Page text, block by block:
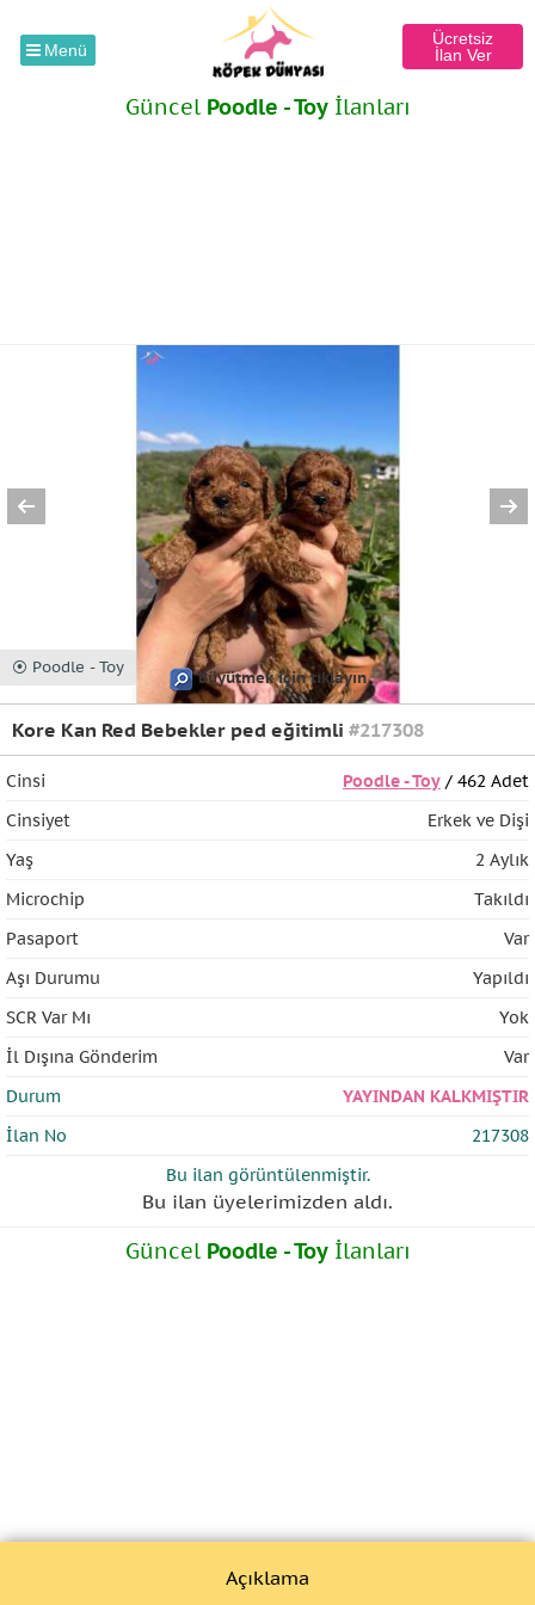
Menü
Ücretsiz
İlan Ver
Güncel Poodle - Toyİlanları
⦿ Poodle - Toy
Büyütmek için tıklayın
Kore Kan Red Bebekler ped eğitimli #217308
Cinsi Poodle - Toy/ 462 Adet
Cinsiyet
Erkek ve Dişi
Yaş
2 Aylık
Microchip
Takıldı
Pasaport
Var
Aşı Durumu
Yapıldı
SCR Var Mı
Yok
İl Dışına Gönderim
Var
Durum
YAYINDAN KALKMIŞTIR
İlan No
217308
Bu ilan görüntülenmiştir.
Bu ilan üyelerimizden aldı.
Güncel Poodle - Toyİlanları
Açıklama